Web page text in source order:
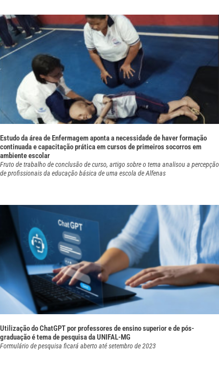
Estudo da área de Enfermagem aponta a necessidade de haver formação
continuada e capacitação prática em cursos de primeiros socorros em
ambiente escolar
Fruto de trabalho de conclusão de curso, artigo sobre o tema analisou a percepção
de profissionais da educação básica de uma escola de Alfenas
Utilização do ChatGPT por professores de ensino superior e de pós-
graduação é tema de pesquisa da UNIFAL-MG
Formulário de pesquisa ficará aberto até setembro de 2023